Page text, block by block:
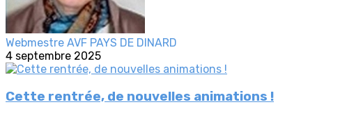
Webmestre AVF PAYS DE DINARD
4 septembre 2025
Cette rentrée, de nouvelles animations !